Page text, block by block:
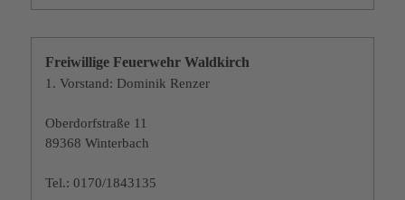
Freiwillige Feuerwehr Waldkirch
1. Vorstand: Dominik Renzer
Oberdorfstraße 11
89368 Winterbach
Tel.: 0170/1843135